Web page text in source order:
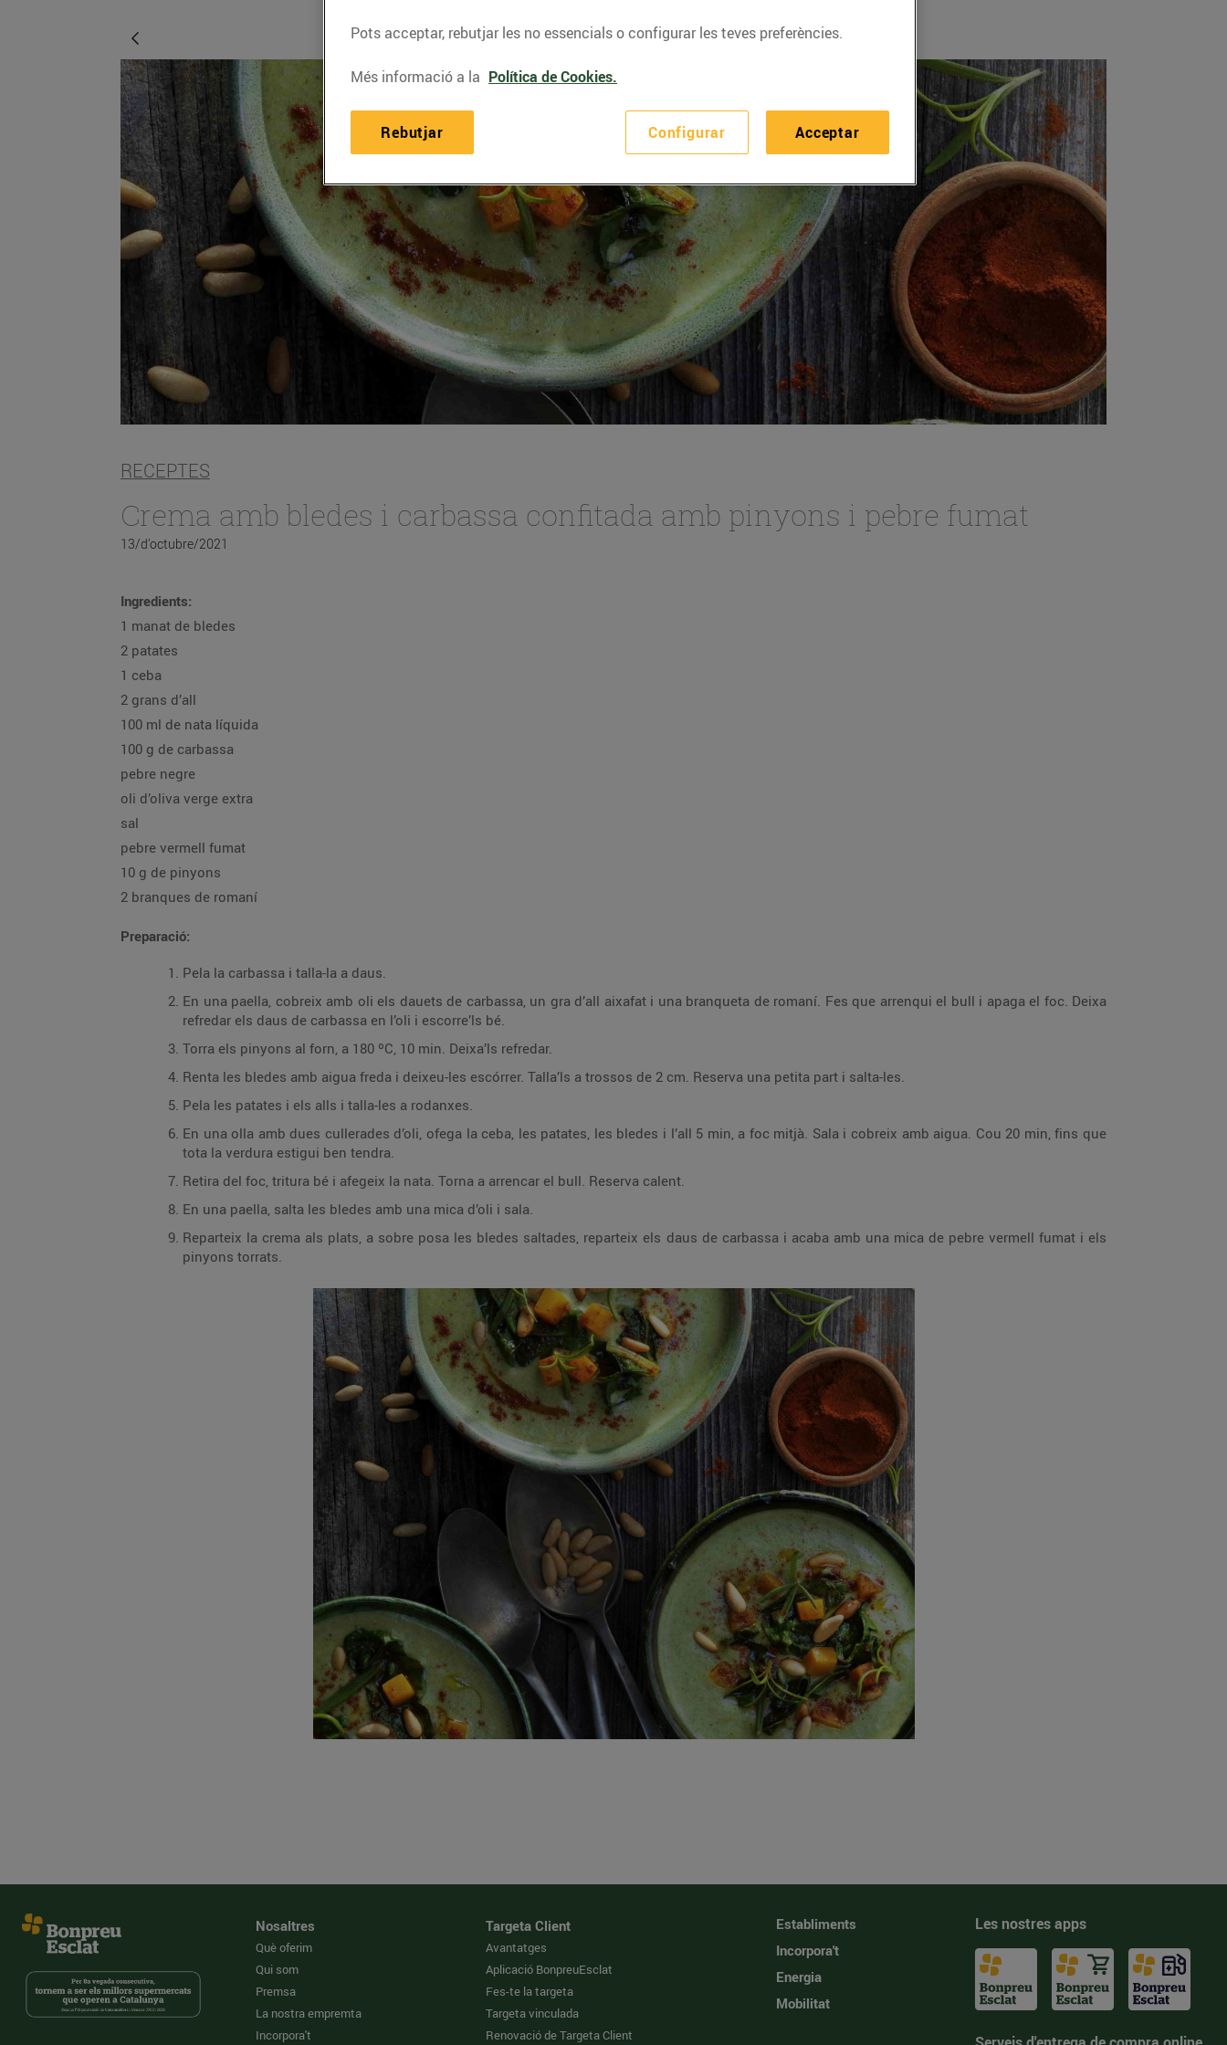
RECEPTES
Crema amb bledes i carbassa confitada amb pinyons i pebre fumat
13/d’octubre/2021
Ingredients:
1 manat de bledes
2 patates
1 ceba
2 grans d’all
100 ml de nata líquida
100 g de carbassa
pebre negre
oli d’oliva verge extra
sal
pebre vermell fumat
10 g de pinyons
2 branques de romaní
Preparació:
Pela la carbassa i talla-la a daus.
En una paella, cobreix amb oli els dauets de carbassa, un gra d’all aixafat i una branqueta de romaní. Fes que arrenqui el bull i apaga el foc. Deixa
refredar els daus de carbassa en l’oli i escorre’ls bé.
Torra els pinyons al forn, a 180 ºC, 10 min. Deixa’ls refredar.
Renta les bledes amb aigua freda i deixeu-les escórrer. Talla’ls a trossos de 2 cm. Reserva una petita part i salta-les.
Pela les patates i els alls i talla-les a rodanxes.
En una olla amb dues cullerades d’oli, ofega la ceba, les patates, les bledes i l’all 5 min, a foc mitjà. Sala i cobreix amb aigua. Cou 20 min, fins que
tota la verdura estigui ben tendra.
Retira del foc, tritura bé i afegeix la nata. Torna a arrencar el bull. Reserva calent.
En una paella, salta les bledes amb una mica d’oli i sala.
Reparteix la crema als plats, a sobre posa les bledes saltades, reparteix els daus de carbassa i acaba amb una mica de pebre vermell fumat i els
pinyons torrats.
Nosaltres
Què oferim
Qui som
Premsa
La nostra empremta
Incorpora't
Targeta Client
Avantatges
Aplicació BonpreuEsclat
Fes-te la targeta
Targeta vinculada
Renovació de Targeta Client
Establiments
Incorpora't
Energia
Mobilitat
Les nostres apps
Pots acceptar, rebutjar les no essencials o configurar les teves preferències.
Més informació a la Política de Cookies.
Configurar
Rebutjar Acceptar